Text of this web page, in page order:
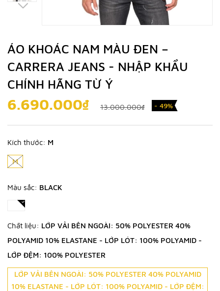
ÁO KHOÁC NAM MÀU ĐEN –
CARRERA JEANS - NHẬP KHẨU
CHÍNH HÃNG TỪ Ý
6.690.000₫ 13.000.000₫ - 49%
Kích thước: M
M
Màu sắc: BLACK
Chất liệu: LỚP VẢI BÊN NGOÀI: 50% POLYESTER 40%
POLYAMID 10% ELASTANE - LỚP LÓT: 100% POLYAMID -
LỚP ĐỆM: 100% POLYESTER
LỚP VẢI BÊN NGOÀI: 50% POLYESTER 40% POLYAMID
10% ELASTANE - LỚP LÓT: 100% POLYAMID - LỚP ĐỆM: